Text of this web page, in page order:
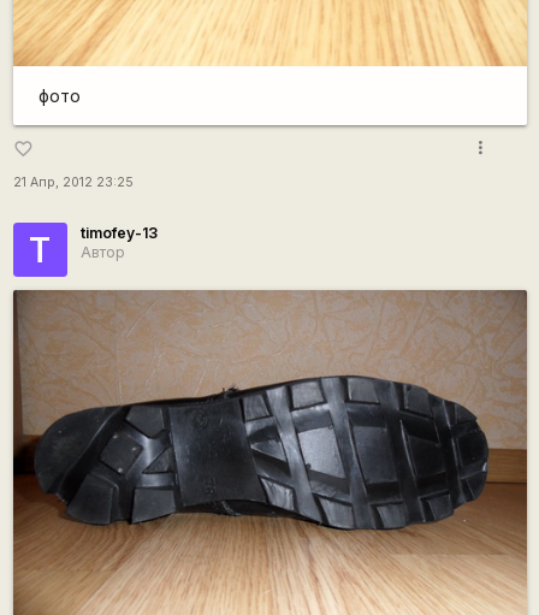
фото
favorite_border
21 Апр, 2012 23:25
more_vert
T
timofey-13
Автор